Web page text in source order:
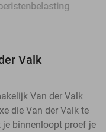
Valk
Van der Valk
die Van der Valk te
binnenloopt proef je